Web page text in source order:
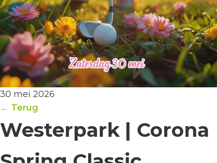
30 mei 2026
← Terug
Westerpark | Corona